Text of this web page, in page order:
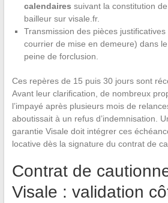
calendaires suivant la constitution de
bailleur sur visale.fr.
Transmission des pièces
courrier de mise en demeure) dans
peine de forclusion.
Ces repères de 15 puis 30 jours sont
Avant leur clarification, de nombreux
l’impayé après plusieurs mois de
aboutissait à un refus d’indemnisation.
garantie Visale doit intégrer ces
locative dès la signature du contrat de
Contrat de
Visale : validation